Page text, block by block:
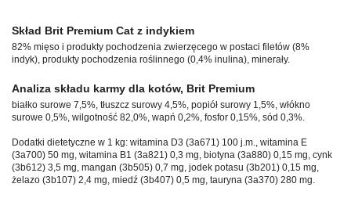
Skład Brit Premium Cat z indykiem
82% mięso i produkty pochodzenia zwierzęcego w postaci filetów (8%
indyk), produkty pochodzenia roślinnego (0,4% inulina), minerały.
Analiza składu karmy dla kotów, Brit Premium
białko surowe 7,5%, tłuszcz surowy 4,5%, popiół surowy 1,5%, włókno
surowe 0,5%, wilgotność 82,0%, wapń 0,2%, fosfor 0,15%, sód 0,3%.
Dodatki dietetyczne w 1 kg: witamina D3 (3a671) 100 j.m., witamina E
(3a700) 50 mg, witamina B1 (3a821) 0,3 mg, biotyna (3a880) 0,15 mg, cynk
(3b612) 3,5 mg, mangan (3b505) 0,7 mg, jodek potasu (3b201) 0,15 mg,
żelazo (3b107) 2,4 mg, miedź (3b407) 0,5 mg, tauryna (3a370) 280 mg.